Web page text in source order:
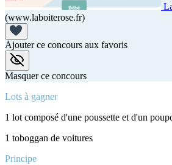
(www.laboiterose.fr)
Ajouter ce concours aux favoris
Masquer ce concours
Lots à gagner
1 lot composé d'une poussette et d'un
1 toboggan de voitures
Principe